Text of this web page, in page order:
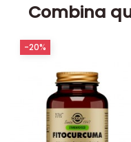
Combina
-20%